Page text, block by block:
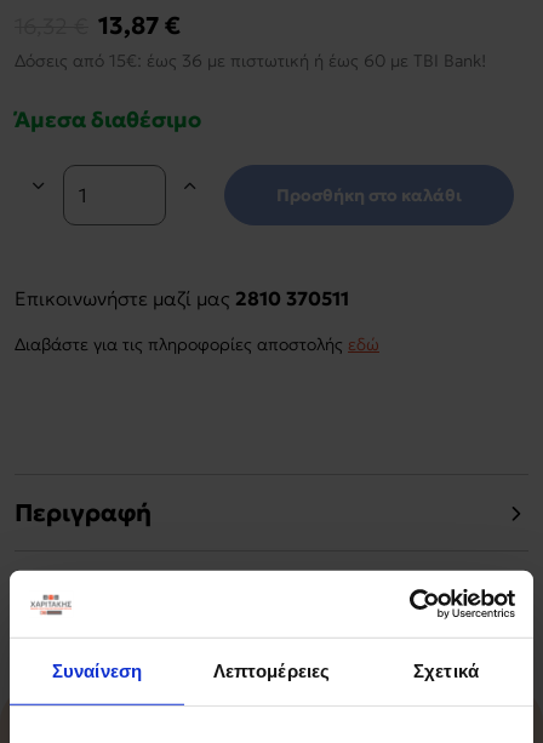
Συναίνεση Λεπτομέρειες Σχετικά
13,87 €
Δόσεις από 15€: έως 36 με πιστωτική ή έως 60 με TBI Bank!
Άμεσα διαθέσιμο
Προσθήκη στο καλάθι
Επικοινωνήστε μαζί μας 2810 370511
Διαβάστε για τις πληροφορίες αποστολής εδώ
Περιγραφή
Χαρακτηριστικά